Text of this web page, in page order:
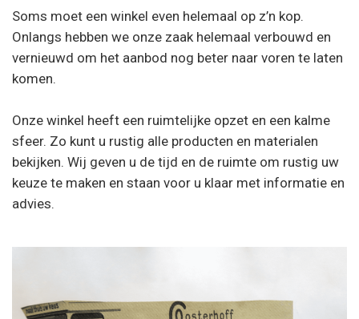
Soms moet een winkel even helemaal op z’n kop.
Onlangs hebben we onze zaak helemaal verbouwd en
vernieuwd om het aanbod nog beter naar voren te laten
komen.
Onze winkel heeft een ruimtelijke opzet en een kalme
sfeer. Zo kunt u rustig alle producten en materialen
bekijken. Wij geven u de tijd en de ruimte om rustig uw
keuze te maken en staan voor u klaar met informatie en
advies.